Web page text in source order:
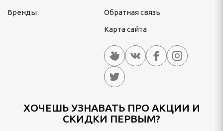
Бренды
Обратная связь
Карта сайта
ХОЧЕШЬ УЗНАВАТЬ ПРО АКЦИИ И
СКИДКИ ПЕРВЫМ?